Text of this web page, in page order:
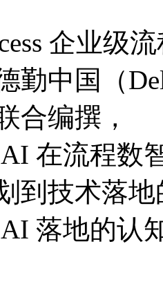
企业级
德勤中国
编撰，
在流程数智
到技术落地
落地的认